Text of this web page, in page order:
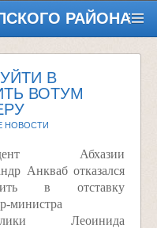
РАЙОНА
В
ВОТУМ
НОВОСТИ
Абхазии
Анкваб отказался
в отставку
министра
Леоинида